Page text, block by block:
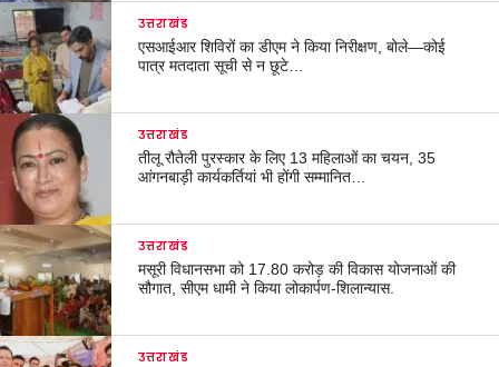
उत्तराखंड
एसआईआर शिविरों का डीएम ने किया निरीक्षण, बोले—कोई
पात्र मतदाता सूची से न छूटे…
उत्तराखंड
तीलू रौतेली पुरस्कार के लिए 13 महिलाओं का चयन, 35
आंगनबाड़ी कार्यकर्तियां भी होंगी सम्मानित…
उत्तराखंड
मसूरी विधानसभा को 17.80 करोड़ की विकास योजनाओं की
सौगात, सीएम धामी ने किया लोकार्पण-शिलान्यास.
उत्तराखंड